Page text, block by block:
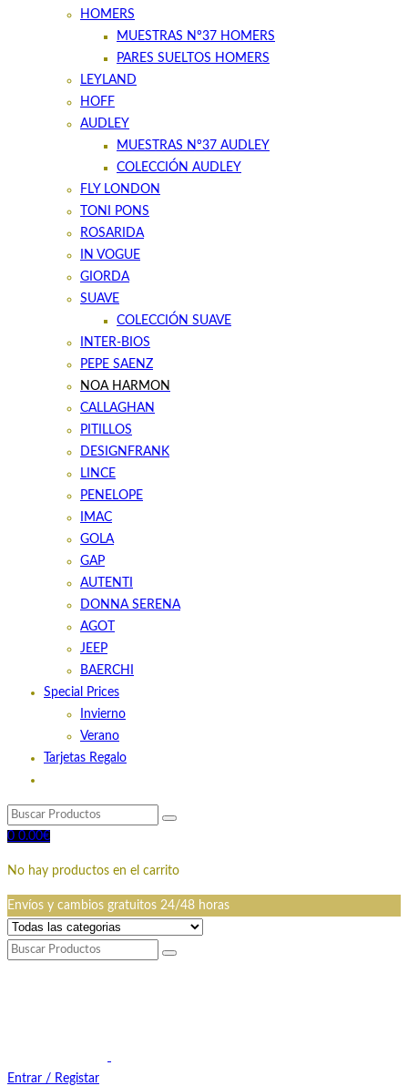
HOMERS
MUESTRAS Nº37 HOMERS
PARES SUELTOS HOMERS
LEYLAND
HOFF
AUDLEY
MUESTRAS Nº37 AUDLEY
COLECCIÓN AUDLEY
FLY LONDON
TONI PONS
ROSARIDA
IN VOGUE
GIORDA
SUAVE
COLECCIÓN SUAVE
INTER-BIOS
PEPE SAENZ
NOA HARMON
CALLAGHAN
PITILLOS
DESIGNFRANK
LINCE
PENELOPE
IMAC
GOLA
GAP
AUTENTI
DONNA SERENA
AGOT
JEEP
BAERCHI
Special Prices
Invierno
Verano
Tarjetas Regalo
0 0.00€
No hay productos en el carrito
Envíos y cambios gratuitos 24/48 horas
Entrar / Registar